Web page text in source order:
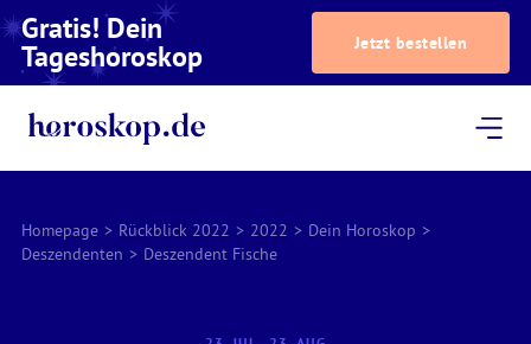
Gratis! Dein
Tageshoroskop Jetzt bestellen
Homepage > Rückblick 2022 > 2022 > Dein Horoskop >
Deszendenten > Deszendent Fische